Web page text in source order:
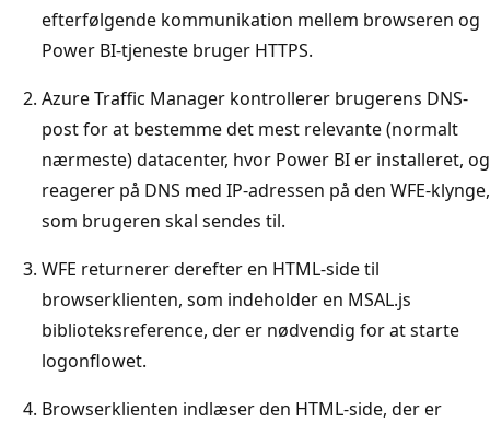
efterfølgende kommunikation mellem browseren og
Power BI-tjeneste bruger HTTPS.
Azure Traffic Manager kontrollerer brugerens DNS-
post for at bestemme det mest relevante (normalt
nærmeste) datacenter, hvor Power BI er installeret, og
reagerer på DNS med IP-adressen på den WFE-klynge,
som brugeren skal sendes til.
WFE returnerer derefter en HTML-side til
browserklienten, som indeholder en MSAL.js
biblioteksreference, der er nødvendig for at starte
logonflowet.
Browserklienten indlæser den HTML-side, der er